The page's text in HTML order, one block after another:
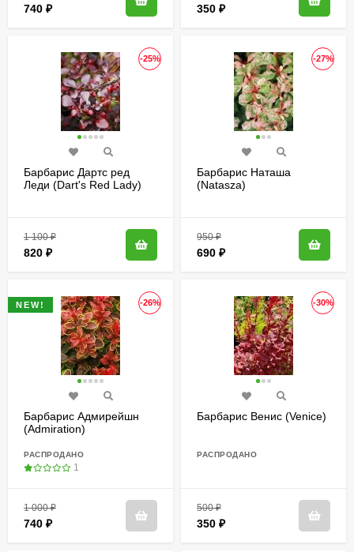
740 ₽ 350 ₽
-25%
Барбарис Дартс ред
Леди (Dart's Red Lady)
1 100₽
820 ₽
-27%
Барбарис Наташа
(Natasza)
950₽
690 ₽
-26%
NEW!
Барбарис Адмирейшн
(Admiration)
РАСПРОДАНО
1
1 000₽
740 ₽
-30%
Барбарис Венис (Venice)
РАСПРОДАНО
500₽
350 ₽